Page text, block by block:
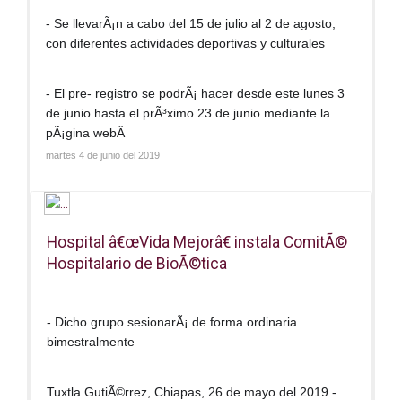
- Se llevarÃ¡n a cabo del 15 de julio al 2 de agosto,
con diferentes actividades deportivas y culturales
- El pre- registro se podrÃ¡ hacer desde este lunes 3
de junio hasta el prÃ³ximo 23 de junio mediante la
pÃ¡gina webÂ
martes 4 de junio del 2019
Hospital â€œVida Mejorâ€ instala ComitÃ©
Hospitalario de BioÃ©tica
- Dicho grupo sesionarÃ¡ de forma ordinaria
bimestralmente
Tuxtla GutiÃ©rrez, Chiapas, 26 de mayo del 2019.-